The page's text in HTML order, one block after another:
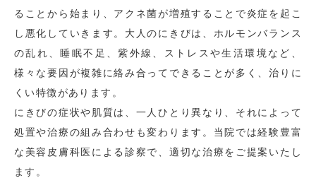
ることから始まり、アクネ菌が増殖することで炎症を起こ
し悪化していきます。大人のにきびは、ホルモンバランス
の乱れ、睡眠不足、紫外線、ストレスや生活環境など、
様々な要因が複雑に絡み合ってできることが多く、治りに
くい特徴があります。
にきびの症状や肌質は、一人ひとり異なり、それによって
処置や治療の組み合わせも変わります。当院では経験豊富
な美容皮膚科医による診察で、適切な治療をご提案いたし
ます。